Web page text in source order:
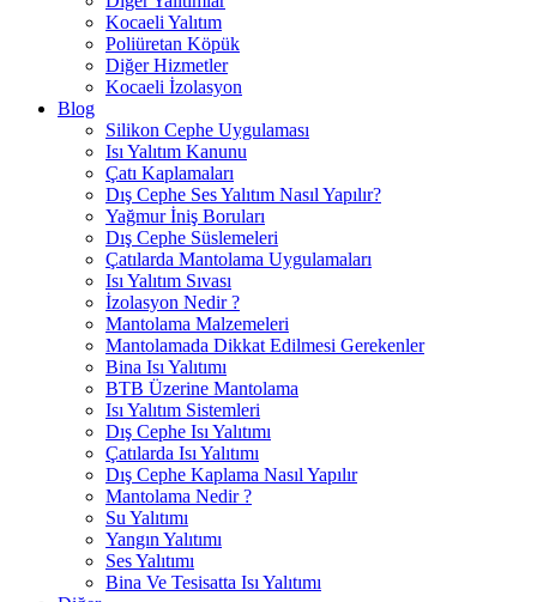
Kocaeli Yalıtım
Poliüretan Köpük
Diğer Hizmetler
Kocaeli İzolasyon
Blog
Silikon Cephe Uygulaması
Isı Yalıtım Kanunu
Çatı Kaplamaları
Dış Cephe Ses Yalıtım Nasıl Yapılır?
Yağmur İniş Boruları
Dış Cephe Süslemeleri
Çatılarda Mantolama Uygulamaları
Isı Yalıtım Sıvası
İzolasyon Nedir ?
Mantolama Malzemeleri
Mantolamada Dikkat Edilmesi Gerekenler
Bina Isı Yalıtımı
BTB Üzerine Mantolama
Isı Yalıtım Sistemleri
Dış Cephe Isı Yalıtımı
Çatılarda Isı Yalıtımı
Dış Cephe Kaplama Nasıl Yapılır
Mantolama Nedir ?
Su Yalıtımı
Yangın Yalıtımı
Ses Yalıtımı
Bina Ve Tesisatta Isı Yalıtımı